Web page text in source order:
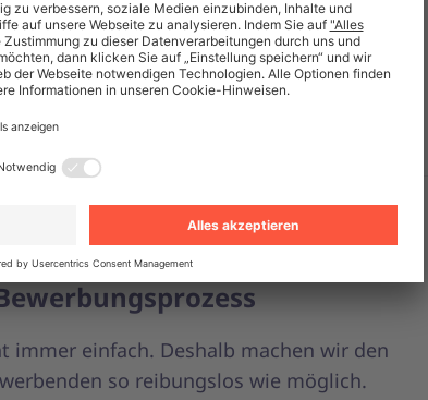
immer einfach. Deshalb machen wir den
so reibungslos wie möglich.